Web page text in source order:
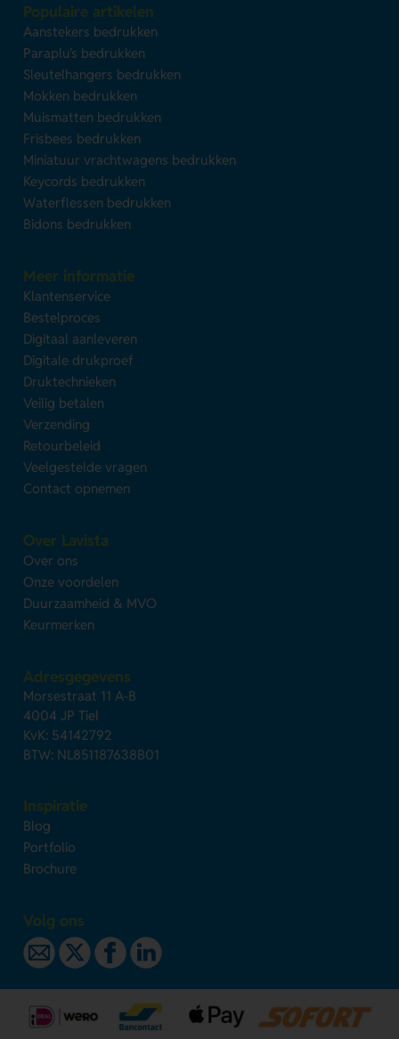
Populaire artikelen
Aanstekers bedrukken
Paraplu's bedrukken
Sleutelhangers bedrukken
Mokken bedrukken
Muismatten bedrukken
Frisbees bedrukken
Miniatuur vrachtwagens bedrukken
Keycords bedrukken
Waterflessen bedrukken
Bidons bedrukken
Meer informatie
Klantenservice
Bestelproces
Digitaal aanleveren
Digitale drukproef
Druktechnieken
Veilig betalen
Verzending
Retourbeleid
Veelgestelde vragen
Contact opnemen
Over Lavista
Over ons
Onze voordelen
Duurzaamheid & MVO
Keurmerken
Adresgegevens
Morsestraat 11 A-B
4004 JP Tiel
KvK: 54142792
BTW: NL851187638B01
Inspiratie
Blog
Portfolio
Brochure
Volg ons